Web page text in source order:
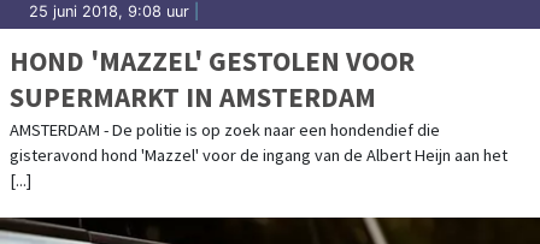
25 juni 2018, 9:08 uur
HOND 'MAZZEL' GESTOLEN VOOR
SUPERMARKT IN AMSTERDAM
AMSTERDAM - De politie is op zoek naar een hondendief die
gisteravond hond 'Mazzel' voor de ingang van de Albert Heijn aan het
[...]